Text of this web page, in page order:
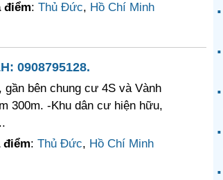
điểm: Thủ Đức, Hồ Chí Minh
0908795128.
bên chung cư 4S và Vành
300m. -Khu dân cư hiện hữu,
: Thủ Đức, Hồ Chí Minh